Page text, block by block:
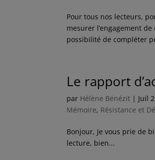
Pour tous nos lecteurs,
mesurer l’engagement
possibilité de compléter
Le rapport
par Hélène Bénézit | Juil
Mémoire, Résistance et
Bonjour, Je vous prie de
lecture, bien...